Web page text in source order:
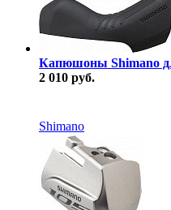
Капюшоны Shimano
2 010 руб.
Shimano